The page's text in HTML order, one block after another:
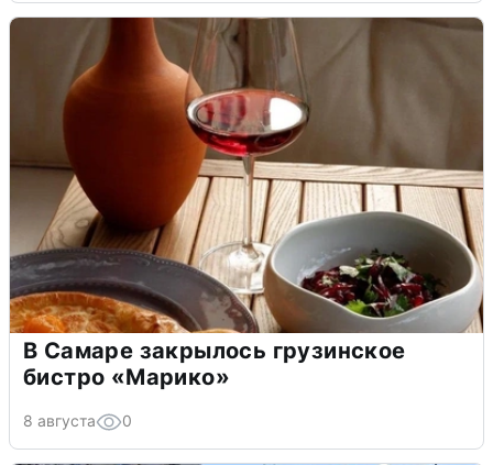
В Самаре закрылось грузинское
бистро «Марико»
8 августа 0